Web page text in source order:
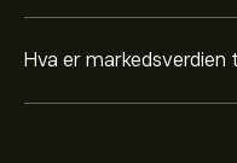
Hva er markedsverdien